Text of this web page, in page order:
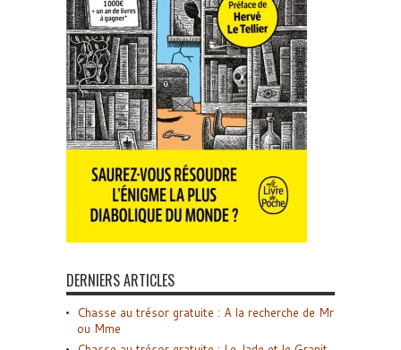
DERNIERS ARTICLES
Chasse au trésor gratuite : A la recherche de Mr
ou Mme